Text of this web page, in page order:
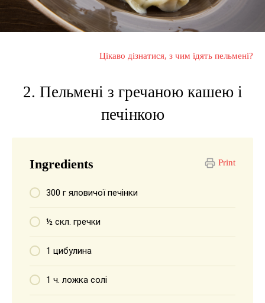
Цікаво дізнатися, з чим їдять пельмені?
2. Пельмені з гречаною кашею і
печінкою
Print
Ingredients
300 г яловичої печінки
½ скл. гречки
1 цибулина
1 ч. ложка солі